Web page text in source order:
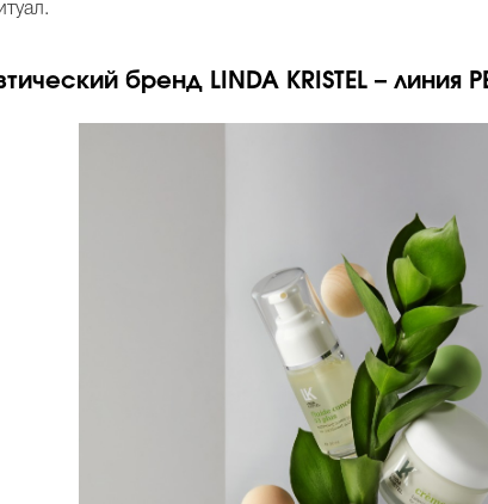
бренд LINDA KRISTEL – линия